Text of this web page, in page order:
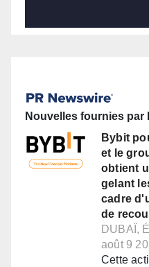
Nouvelles fournies par
Bybit
et le
obtient
gelant
cadre
de
DUBAÏ,
août 9
Cette